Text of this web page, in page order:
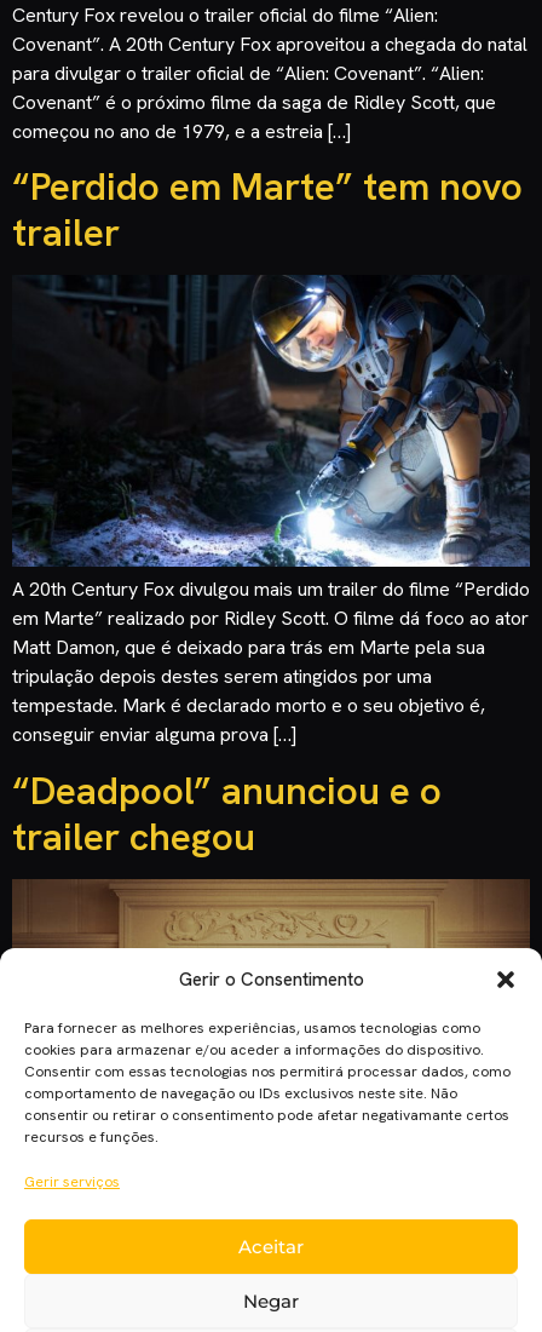
Gerir o Consentimento
Para fornecer as melhores experiências, usamos tecnologias como
cookies para armazenar e/ou aceder a informações do dispositivo.
Consentir com essas tecnologias nos permitirá processar dados, como
comportamento de navegação ou IDs exclusivos neste site. Não
consentir ou retirar o consentimento pode afetar negativamante certos
recursos e funções.
Gerir serviços
Aceitar
Negar
Century Fox revelou o trailer oficial do filme “Alien:
Covenant”. A 20th Century Fox aproveitou a chegada do natal
para divulgar o trailer oficial de “Alien: Covenant”. “Alien:
Covenant” é o próximo filme da saga de Ridley Scott, que
começou no ano de 1979, e a estreia […]
“Perdido em Marte” tem novo
trailer
A 20th Century Fox divulgou mais um trailer do filme “Perdido
em Marte” realizado por Ridley Scott. O filme dá foco ao ator
Matt Damon, que é deixado para trás em Marte pela sua
tripulação depois destes serem atingidos por uma
tempestade. Mark é declarado morto e o seu objetivo é,
conseguir enviar alguma prova […]
“Deadpool” anunciou e o
trailer chegou
Sentado numa poltrona com um cachimbo na mão, Deadpool
anunciou a chegada do trailer do seu filme. O que é certo é